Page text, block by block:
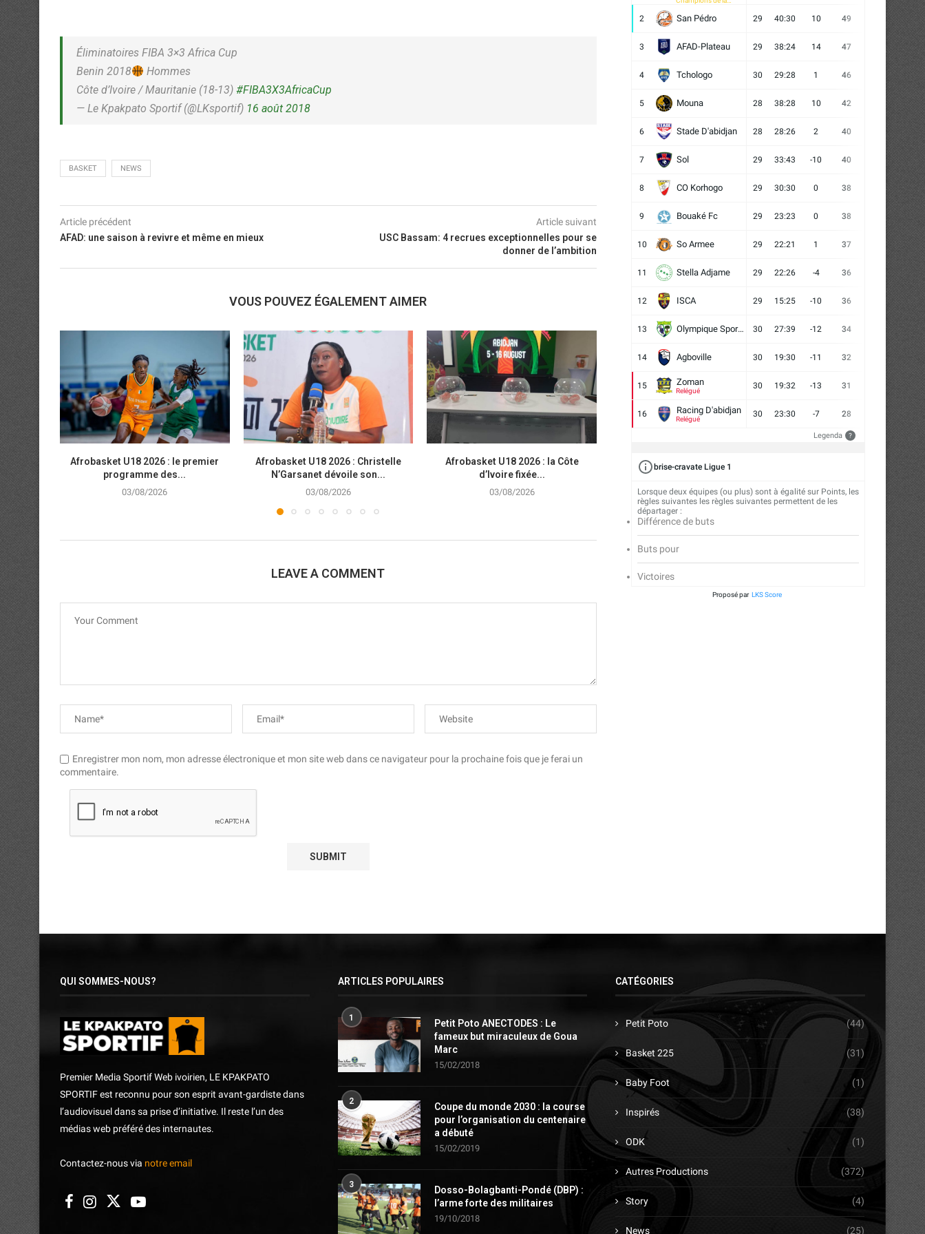
Éliminatoires FIBA 3×3 Africa Cup
Benin 2018
Hommes
Côte d’Ivoire / Mauritanie (18-13) #FIBA3X3AfricaCup
— Le Kpakpato Sportif (@LKsportif) 16 août 2018
BASKET NEWS
Article précédent
AFAD: une saison à revivre et même en mieux
Article suivant
USC Bassam: 4 recrues exceptionnelles pour se
donner de l’ambition
VOUS POUVEZ ÉGALEMENT AIMER
Afrobasket U18 2026 : le premier
programme des...
03/08/2026
Afrobasket U18 2026 : Christelle
N’Garsanet dévoile son...
03/08/2026
Afrobasket U18 2026 : la Côte
d’Ivoire fixée...
03/08/2026
Afrobasket U18 2026 : les 12 choix
03/08/2026
Afrobasket U18 2026 :
30/07/2026
LEAVE A COMMENT
Enregistrer mon nom, mon adresse électronique et mon site web dans ce navigateur pour la prochaine fois que je ferai un
commentaire.
2 San Pédro 29 40:30 10 49
3 AFAD-Plateau 29 38:24 14 47
4 Tchologo 30 29:28 1 46
5 Mouna 28 38:28 10 42
6 Stade D'abidjan 28 28:26 2 40
7 Sol 29 33:43 -10 40
8 CO Korhogo 29 30:30 0 38 11
9 Bouaké Fc 29 23:23 0 38
10 So Armee 29 22:21 1 37
11 Stella Adjame 29 22:26 -4 36
12 ISCA 29 15:25 -10 36 6
13 Olympique Sport d'Abobo FC 30 27:39 -12 34
14 Agboville 30 19:30 -11 32
15 Zoman
Relégué
30 19:32 -13 31 10 13
16 Racing D'abidjan
Relégué
30 23:30 -7 28
Legenda ?
brise-cravate Ligue 1
Lorsque deux équipes (ou plus) sont à égalité sur Points, les
règles suivantes les règles suivantes permettent de les
départager :
Différence de buts
Buts pour
Victoires
Proposé par LKS Score
QUI SOMMES-NOUS?
Premier Media Sportif Web ivoirien, LE KPAKPATO
SPORTIF est reconnu pour son esprit avant-gardiste dans
l’audiovisuel dans sa prise d’initiative. Il reste l’un des
médias web préféré des internautes.
Contactez-nous via notre email
ARTICLES POPULAIRES
1
Petit Poto ANECTODES : Le
fameux but miraculeux de Goua
Marc
15/02/2018
2
Coupe du monde 2030 : la course
pour l’organisation du centenaire
a débuté
15/02/2019
3
Dosso-Bolagbanti-Pondé (DBP) :
l’arme forte des militaires
19/10/2018
CATÉGORIES
Petit Poto (44)
Basket 225 (31)
Baby Foot (1)
Inspirés (38)
ODK (1)
Autres Productions (372)
Story (4)
News (25)